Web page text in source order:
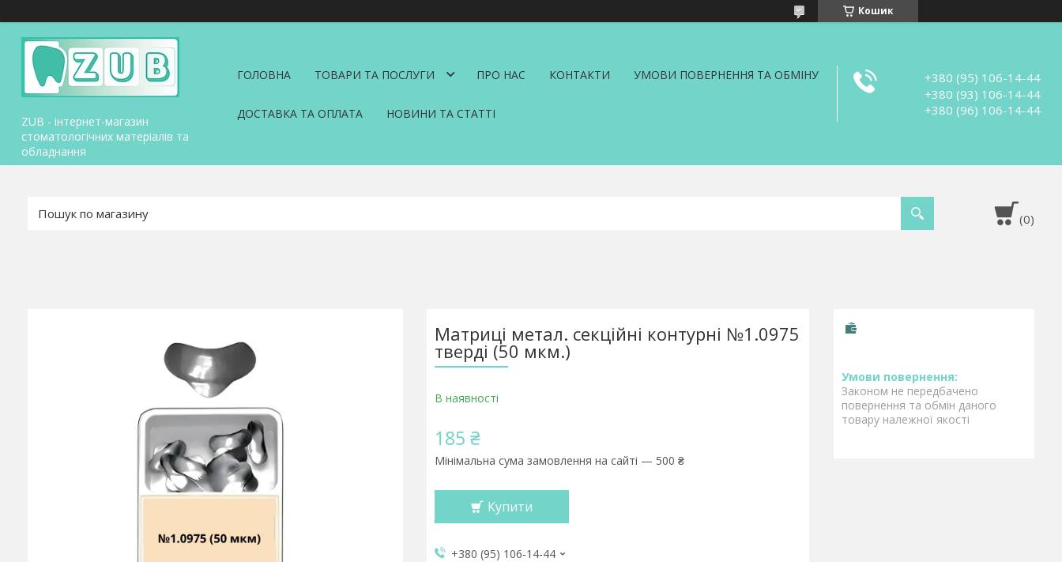
Кошик
ZUB - інтернет-магазин
стоматологічних матеріалів та
обладнання
ГОЛОВНА ТОВАРИ ТА ПОСЛУГИ ПРО НАС КОНТАКТИ УМОВИ ПОВЕРНЕННЯ ТА ОБМІНУ
ДОСТАВКА ТА ОПЛАТА НОВИНИ ТА СТАТТІ
+380 (95) 106-14-44
+380 (93) 106-14-44
+380 (96) 106-14-44
Матриці метал. секційні контурні №1.0975
тверді (50 мкм.)
В наявності
185 ₴
Мінімальна сума замовлення на сайті — 500 ₴
Купити
+380 (95) 106-14-44
Законом не передбачено
повернення та обмін даного
товару належної якості